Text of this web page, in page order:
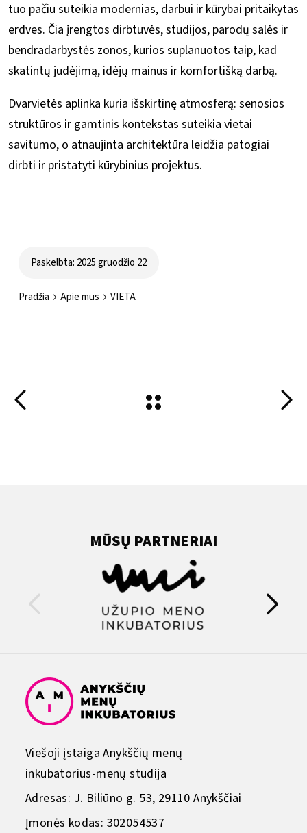
tuo pačiu suteikia modernias, darbui ir kūrybai pritaikytas
erdves. Čia įrengtos dirbtuvės, studijos, parodų salės ir
bendradarbystės zonos, kurios suplanuotos taip, kad
skatintų judėjimą, idėjų mainus ir komfortišką darbą.
Dvarvietės aplinka kuria išskirtinę atmosferą: senosios
struktūros ir gamtinis kontekstas suteikia vietai
savitumo, o atnaujinta architektūra leidžia patogiai
dirbti ir pristatyti kūrybinius projektus.
Paskelbta: 2025 gruodžio 22
Pradžia Apie mus VIETA
MŪSŲ PARTNERIAI
Viešoji įstaiga Anykščių menų
inkubatorius-menų studija
Adresas: J. Biliūno g. 53, 29110 Anykščiai
Įmonės kodas: 302054537